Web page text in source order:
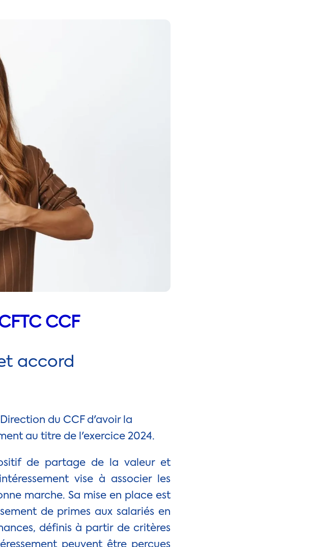
CCF
accord
du CCF d'avoir la
au titre de l'exercice 2024.
de partage de la valeur et
vise à associer les
marche. Sa mise en place est
de primes aux salariés en
définis à partir de critères
peuvent être perçues